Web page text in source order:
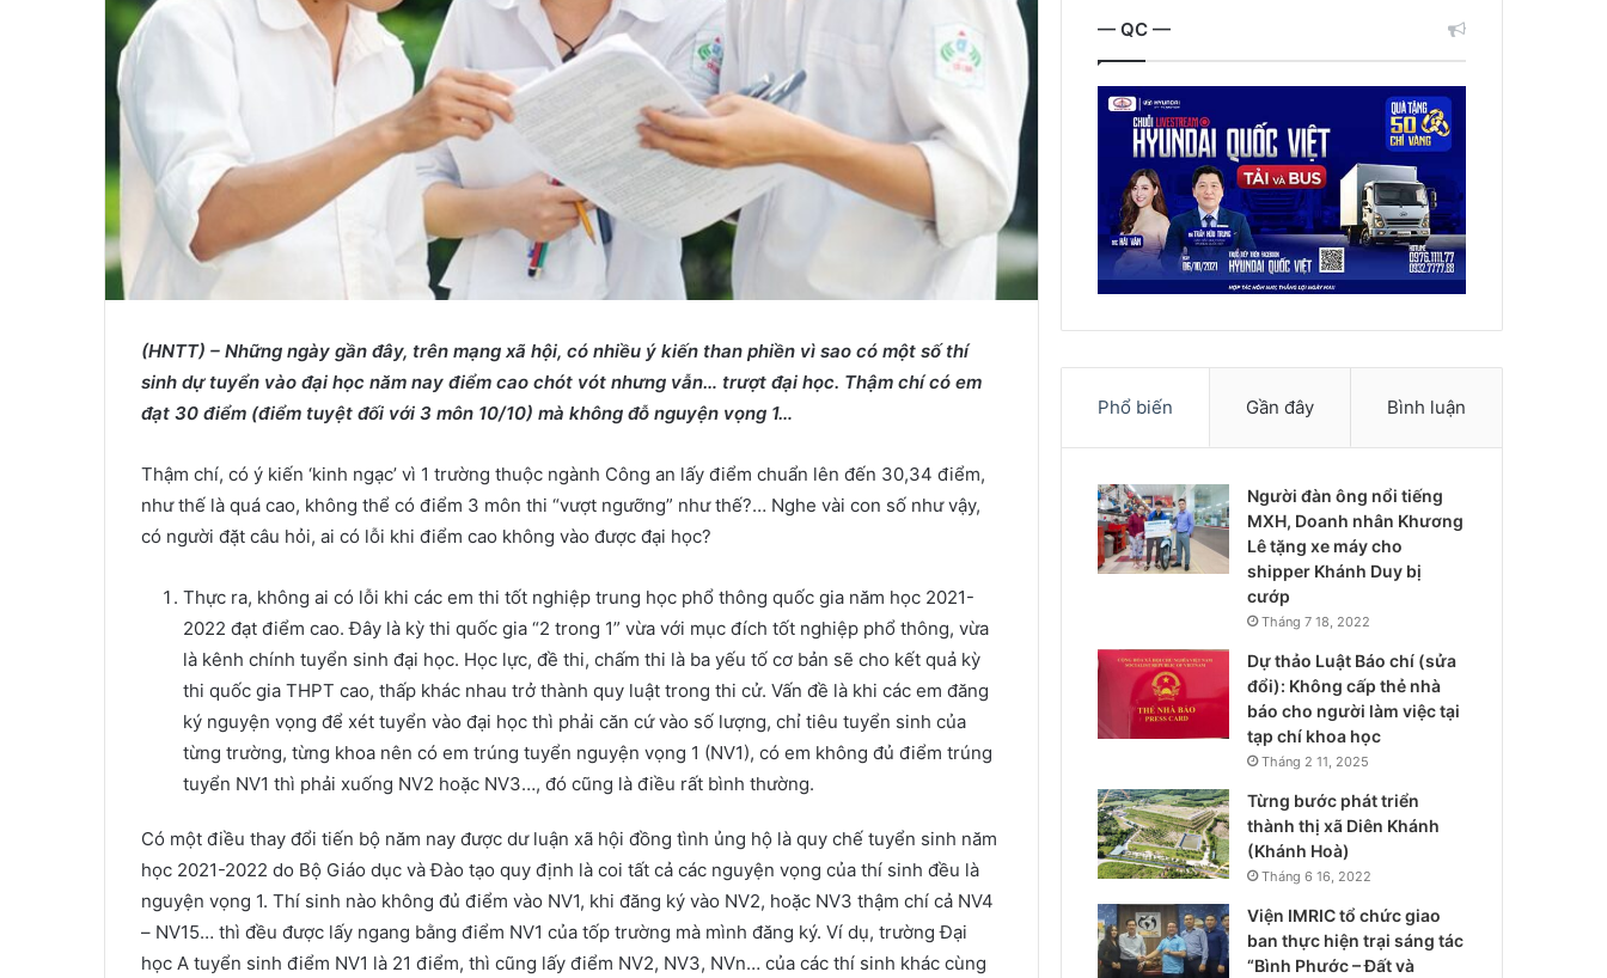
(HNTT) – Những ngày gần đây, trên mạng xã hội, có nhiều ý kiến than phiền vì sao có một số thí
sinh dự tuyển vào đại học năm nay điểm cao chót vót nhưng vẫn… trượt đại học. Thậm chí có em
đạt 30 điểm (điểm tuyệt đối với 3 môn 10/10) mà không đỗ nguyện vọng 1…
Thậm chí, có ý kiến ‘kinh ngạc’ vì 1 trường thuộc ngành Công an lấy điểm chuẩn lên đến 30,34 điểm,
như thế là quá cao, không thể có điểm 3 môn thi “vượt ngưỡng” như thế?… Nghe vài con số như vậy,
có người đặt câu hỏi, ai có lỗi khi điểm cao không vào được đại học?
Thực ra, không ai có lỗi khi các em thi tốt nghiệp trung học phổ thông quốc gia năm học 2021-
2022 đạt điểm cao. Đây là kỳ thi quốc gia “2 trong 1” vừa với mục đích tốt nghiệp phổ thông, vừa
là kênh chính tuyển sinh đại học. Học lực, đề thi, chấm thi là ba yếu tố cơ bản sẽ cho kết quả kỳ
thi quốc gia THPT cao, thấp khác nhau trở thành quy luật trong thi cử. Vấn đề là khi các em đăng
ký nguyện vọng để xét tuyển vào đại học thì phải căn cứ vào số lượng, chỉ tiêu tuyển sinh của
từng trường, từng khoa nên có em trúng tuyển nguyện vọng 1 (NV1), có em không đủ điểm trúng
tuyển NV1 thì phải xuống NV2 hoặc NV3…, đó cũng là điều rất bình thường.
Có một điều thay đổi tiến bộ năm nay được dư luận xã hội đồng tình ủng hộ là quy chế tuyển sinh năm
học 2021-2022 do Bộ Giáo dục và Đào tạo quy định là coi tất cả các nguyện vọng của thí sinh đều là
nguyện vọng 1. Thí sinh nào không đủ điểm vào NV1, khi đăng ký vào NV2, hoặc NV3 thậm chí cả NV4
– NV15… thì đều được lấy ngang bằng điểm NV1 của tốp trường mà mình đăng ký. Ví dụ, trường Đại
học A tuyển sinh điểm NV1 là 21 điểm, thì cũng lấy điểm NV2, NV3, NVn… của các thí sinh khác cùng
— QC —
Phổ biến Gần đây Bình luận
Người đàn ông nổi tiếng
MXH, Doanh nhân Khương
Lê tặng xe máy cho
shipper Khánh Duy bị
cướp
Tháng 7 18, 2022
Dự thảo Luật Báo chí (sửa
đổi): Không cấp thẻ nhà
báo cho người làm việc tại
tạp chí khoa học
Tháng 2 11, 2025
Từng bước phát triển
thành thị xã Diên Khánh
(Khánh Hoà)
Tháng 6 16, 2022
Viện IMRIC tổ chức giao
ban thực hiện trại sáng tác
“Bình Phước – Đất và